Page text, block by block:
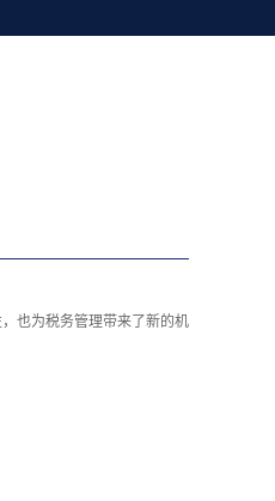
也为税务管理带来了新的机